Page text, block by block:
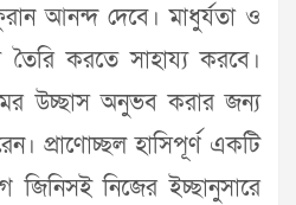
আনন্দ দেবে। মাধুর্যতা ও
তৈরি করতে সাহায্য করবে।
উচ্ছাস অনুভব করার জন্য
প্রাণোচ্ছল হাসিপূর্ণ একটি
জিনিসই নিজের ইচ্ছানুসারে